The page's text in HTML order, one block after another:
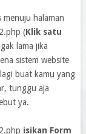
halaman
(Klik satu
lama jika
sistem website
buat kamu yang
tunggu aja
ya.
isikan Form